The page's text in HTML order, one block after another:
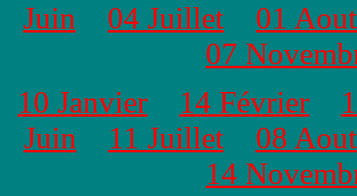
Juin
04 Juillet
01 Aout
07
10 Janvier
14 Février
Juin
11 Juillet
08 Aout
14